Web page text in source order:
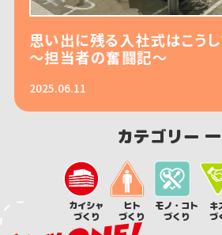
思い出に残る入社式はこう
～担当者の奮闘記～
2025.06.11
カテゴリー
カイシャ
づくり
ヒト
づくり
モノ・コト
づくり
キ
づ